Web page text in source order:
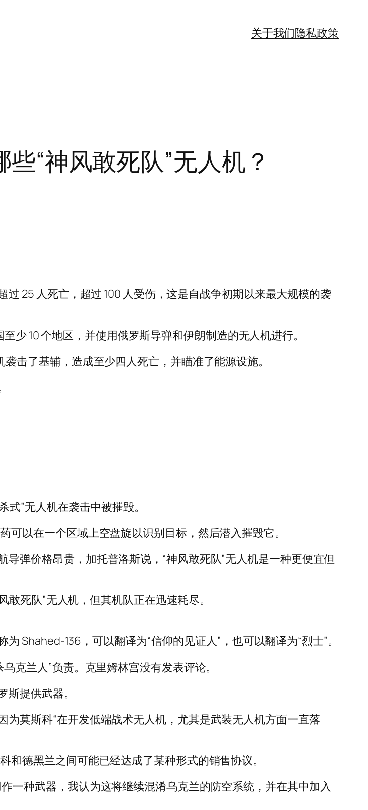
关于我们隐私政策
“神风敢死队”无人机？
25 人死亡，超过 100 人受伤，这是自战争初期以来最大规模的袭
少 10 个地区，并使用俄罗斯导弹和伊朗制造的无人机进行。
击了基辅，造成至少四人死亡，并瞄准了能源设施。
”无人机在袭击中被摧毁。
以在一个区域上空盘旋以识别目标，然后潜入摧毁它。
弹价格昂贵，加托普洛斯说，“神风敢死队”无人机是一种更便宜但
死队”无人机，但其机队正在迅速耗尽。
Shahed-136，可以翻译为“信仰的见证人”，也可以翻译为“烈士”。
克兰人”负责。克里姆林宫没有发表评论。
提供武器。
莫斯科“在开发低端战术无人机，尤其是武装无人机方面一直落
和德黑兰之间可能已经达成了某种形式的销售协议。
一种武器，我认为这将继续混淆乌克兰的防空系统，并在其中加入